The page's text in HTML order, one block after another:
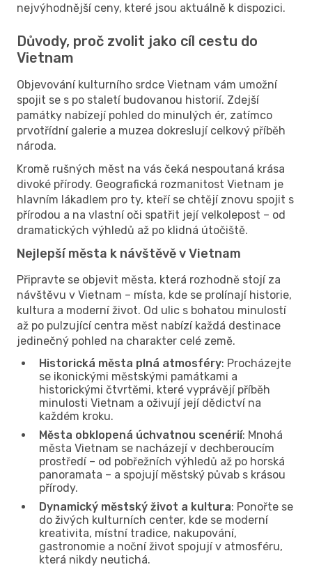
nejvýhodnější ceny, které jsou aktuálně k dispozici.
Důvody, proč zvolit jako cíl cestu do
Vietnam
Objevování kulturního srdce Vietnam vám umožní
spojit se s po staletí budovanou historií. Zdejší
památky nabízejí pohled do minulých ér, zatímco
prvotřídní galerie a muzea dokreslují celkový příběh
národa.
Kromě rušných měst na vás čeká nespoutaná krása
divoké přírody. Geografická rozmanitost Vietnam je
hlavním lákadlem pro ty, kteří se chtějí znovu spojit s
přírodou a na vlastní oči spatřit její velkolepost – od
dramatických výhledů až po klidná útočiště.
Nejlepší města k návštěvě v Vietnam
Připravte se objevit města, která rozhodně stojí za
návštěvu v Vietnam – místa, kde se prolínají historie,
kultura a moderní život. Od ulic s bohatou minulostí
až po pulzující centra měst nabízí každá destinace
jedinečný pohled na charakter celé země.
Historická města plná atmosféry: Procházejte
se ikonickými městskými památkami a
historickými čtvrtěmi, které vyprávějí příběh
minulosti Vietnam a oživují její dědictví na
každém kroku.
Města obklopená úchvatnou scenérií: Mnohá
města Vietnam se nacházejí v dechberoucím
prostředí – od pobřežních výhledů až po horská
panoramata – a spojují městský půvab s krásou
přírody.
Dynamický městský život a kultura: Ponořte se
do živých kulturních center, kde se moderní
kreativita, místní tradice, nakupování,
gastronomie a noční život spojují v atmosféru,
která nikdy neutichá.